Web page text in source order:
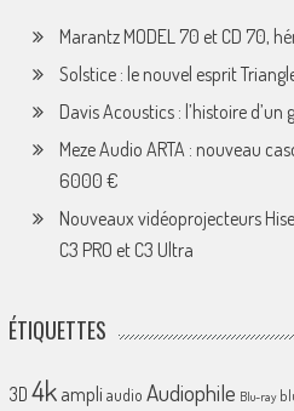
Marantz MODEL 70 et CD 70,
Solstice : le nouvel esprit
Davis Acoustics : l’histoire
Meze Audio ARTA : nouveau
6000 €
Nouveaux vidéoprojecteurs
C3 PRO et C3 Ultra
ÉTIQUETTES
3D 4k ampliaudio Audiophile Blu-ray